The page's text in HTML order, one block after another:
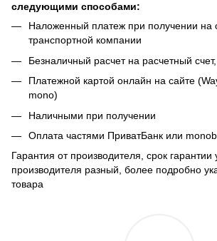
следующими способами:
Наложенный платеж при получении на
транспортной компании
Безналичный расчет на расчетный
Платежной картой онлайн на сайте
mono)
Наличными при получении
Оплата частями ПриватБанк или
Гарантия от производителя, срок гарантии
производителя разный, более подробно
товара